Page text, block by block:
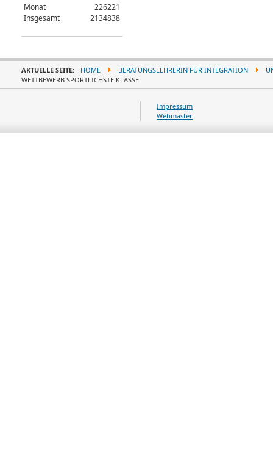
Monat
226221
Insgesamt
2134838
AKTUELLE SEITE: HOME BERATUNGSLEHRERIN FÜR INTEGRATION
WETTBEWERB SPORTLICHSTE KLASSE
Impressum
Webmaster